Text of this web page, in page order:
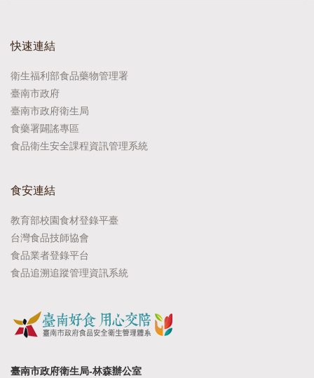
快速連結
衛生福利部食品藥物管理署
臺南市政府
臺南市政府衛生局
食藥署闢謠專區
食品衛生安全課程資訊管理系統
食安連結
教育部校園食材登錄平臺
台灣食品技師協會
食品業者登錄平台
食品追溯追蹤管理資訊系統
臺南市政府衛生局-林森辦公室